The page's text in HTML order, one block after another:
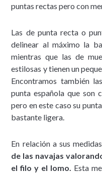
puntas rectas pero con
Las de punta recta o
delinear al máximo la
mientras que las de
estilosas y tienen un
Encontramos también
punta española que son
pero en este caso su
bastante ligera.
En relación a sus medidas
de las navajas
el filo y el lomo. Esta